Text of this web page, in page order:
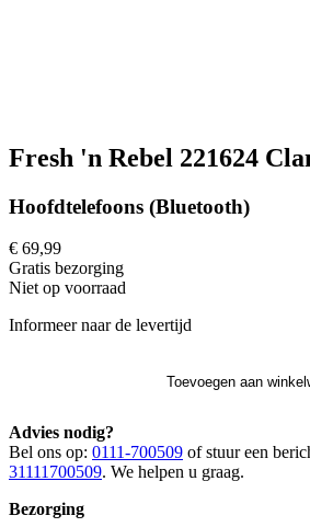
Fresh 'n Rebel 221624
Hoofdtelefoons (Bluetooth)
€ 69,99
Gratis bezorging
Niet op voorraad
Informeer naar de levertijd
Toevoegen aan
Advies nodig?
Bel ons op: 0111-700509 of stuur een
31111700509. We helpen u graag.
Bezorging